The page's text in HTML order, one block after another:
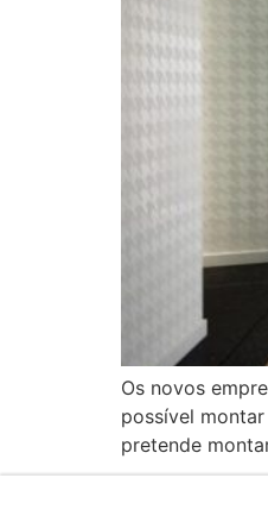
Os novos
possível
pretende